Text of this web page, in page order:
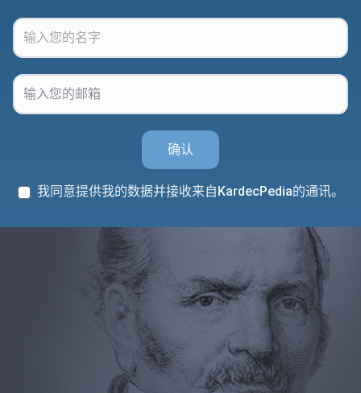
确认
我同意提供我的数据并接收来自KardecPedia的通讯。